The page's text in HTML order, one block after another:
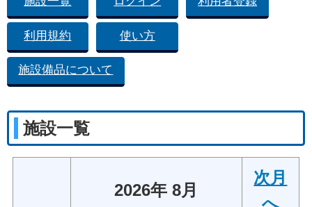
利用規約 使い方
施設備品について
施設一覧
2026年 8月
次月